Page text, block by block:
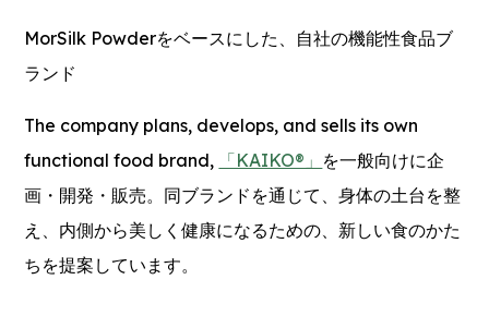
MorSilk Powderをベースにした、自社の機能性食品ブ
ランド
The company plans, develops, and sells its own
functional food brand,
「KAIKO®」 を一般向けに企
画・開発・販売。同ブランドを通じて、身体の土台を整
え、内側から美しく健康になるための、新しい食のかた
ちを提案しています。